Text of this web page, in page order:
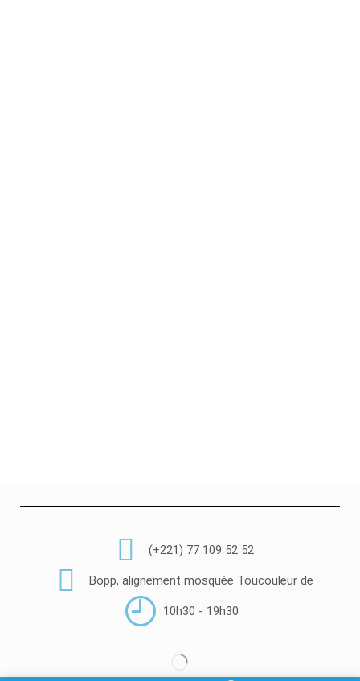
(+221) 77 109 52 52
Bopp, alignement mosquée Toucouleur de
10h30 - 19h30